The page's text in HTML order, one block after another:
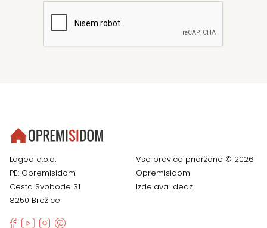
Lagea d.o.o.
PE: Opremisidom
Cesta Svobode 31
8250 Brežice
Vse pravice pridržane © 2026
Opremisidom
Izdelava Ideaz